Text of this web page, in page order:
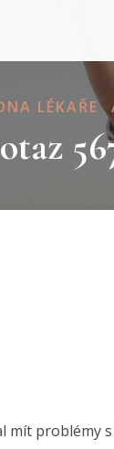
LÉKAŘE
mít problémy